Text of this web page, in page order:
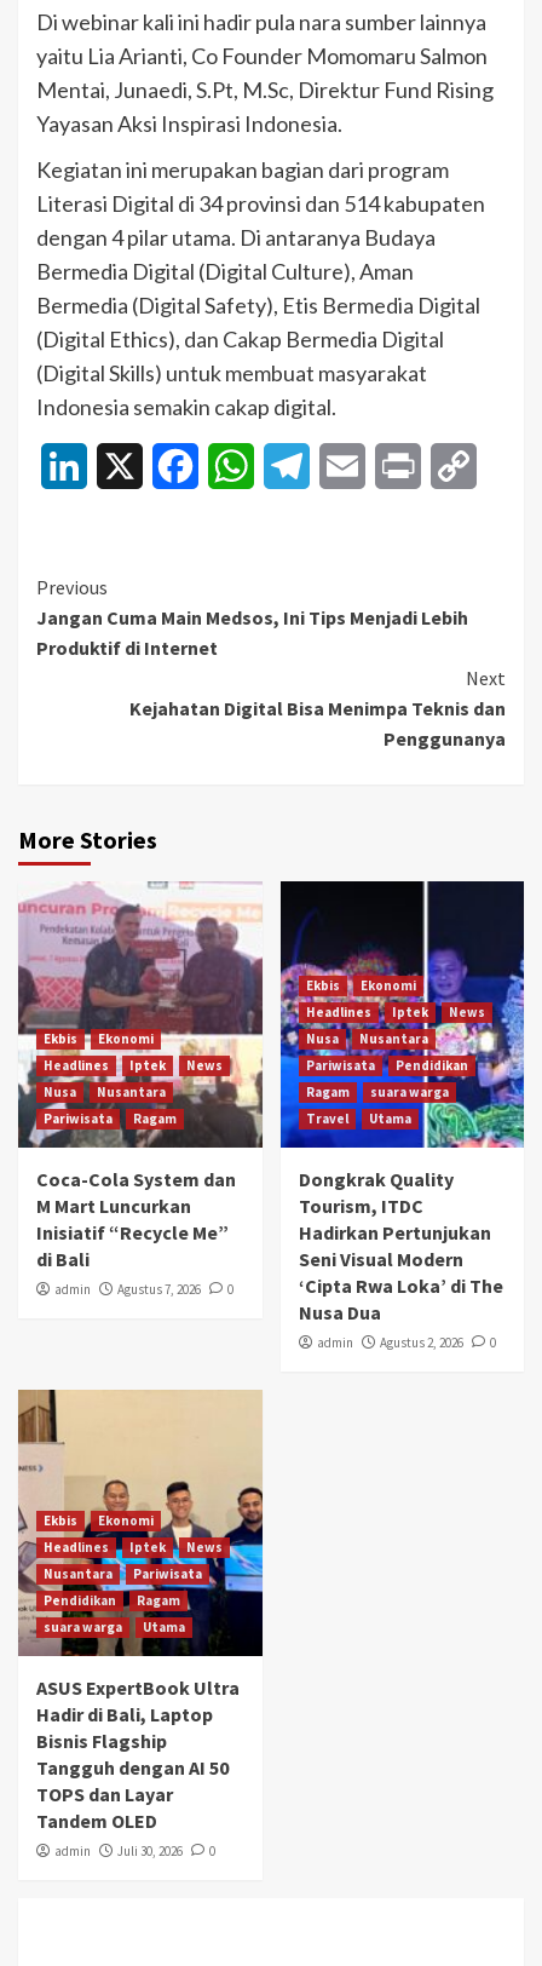
Di webinar kali ini hadir pula nara sumber lainnya
yaitu Lia Arianti, Co Founder Momomaru Salmon
Mentai, Junaedi, S.Pt, M.Sc, Direktur Fund Rising
Yayasan Aksi Inspirasi Indonesia.
Kegiatan ini merupakan bagian dari program
Literasi Digital di 34 provinsi dan 514 kabupaten
dengan 4 pilar utama. Di antaranya Budaya
Bermedia Digital (Digital Culture), Aman
Bermedia (Digital Safety), Etis Bermedia Digital
(Digital Ethics), dan Cakap Bermedia Digital
(Digital Skills) untuk membuat masyarakat
Indonesia semakin cakap digital.
LinkedIn FacebookWhatsAppTelegramEmail Print
Continue
Reading
Previous
Jangan Cuma Main Medsos, Ini Tips Menjadi Lebih
Produktif di Internet
Next
Kejahatan Digital Bisa Menimpa Teknis dan
Penggunanya
More Stories
Ekbis
Ekonomi
Headlines
Iptek
News
Nusa
Nusantara
Pariwisata
Ragam
Coca-Cola System dan
M Mart Luncurkan
Inisiatif “Recycle Me”
di Bali
admin Agustus 7, 2026 0
Ekbis
Ekonomi
Headlines
Iptek
News
Nusa
Nusantara
Pariwisata
Pendidikan
Ragam
suara warga
Travel
Utama
Dongkrak Quality
Tourism, ITDC
Hadirkan Pertunjukan
Seni Visual Modern
‘Cipta Rwa Loka’ di The
Nusa Dua
admin Agustus 2, 2026 0
Ekbis
Ekonomi
Headlines
Iptek
News
Nusantara
Pariwisata
Pendidikan
Ragam
suara warga
Utama
ASUS ExpertBook Ultra
Hadir di Bali, Laptop
Bisnis Flagship
Tangguh dengan AI 50
TOPS dan Layar
Tandem OLED
admin Juli 30, 2026 0